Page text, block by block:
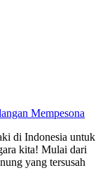
Mempesona
di Indonesia untuk
kita! Mulai dari
yang tersusah